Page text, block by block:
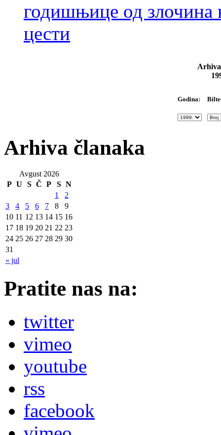
годишњице од злочина
цести
Godina:
Arhiva članaka
Avgust 2026
P U S Č P S N
« jul
1
2
3
4 5 6 7 8
9
10 11 12 13 14 15 16
17 18 19 20 21 22 23
24 25 26 27 28 29 30
31
Pratite nas na:
twitter
vimeo
youtube
rss
facebook